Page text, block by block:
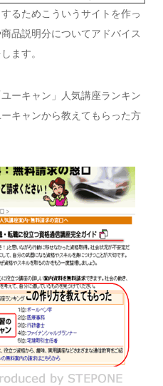
るためこういうサイトを作っ
品説明分についてアドバイス
ます。
ーキャン」人気講座ランキン
キャンから教えてもらった方